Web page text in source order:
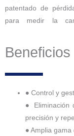
patentado de
para medir la
Beneficios
● Control y
● Eliminación
precisión y
● Amplia gama